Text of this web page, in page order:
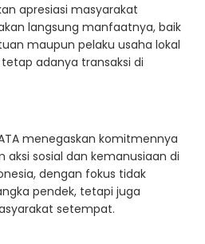
apresiasi masyarakat
langsung manfaatnya, baik
maupun pelaku usaha lokal
adanya transaksi di
menegaskan komitmennya
sosial dan kemanusiaan di
dengan fokus tidak
pendek, tetapi juga
setempat.